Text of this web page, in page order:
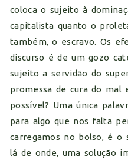
coloca o sujeito à
capitalista quanto o
também, o escravo. Os
discurso é de um gozo
sujeito a servidão do
promessa de cura do mal
possível? Uma única
para algo que nos falta
carregamos no bolso, é
lá de onde, uma solução